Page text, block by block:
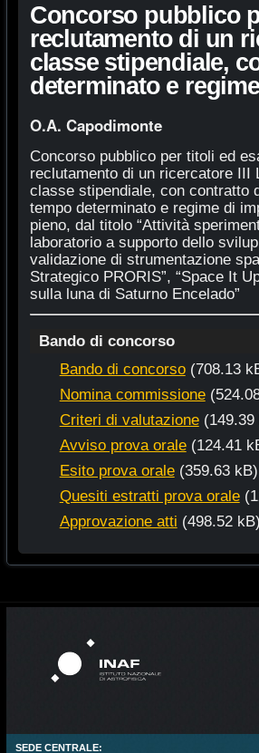
Concorso pubblico
reclutamento di un
classe stipendiale,
determinato e
O.A. Capodimonte
Concorso pubblico per titoli ed
reclutamento di un ricercatore III
classe stipendiale, con contratto
tempo determinato e regime di
pieno, dal titolo “Attività
laboratorio a supporto dello
validazione di strumentazione
Strategico PRORIS”, “Space It
sulla luna di Saturno Encelado”
Bando di concorso
Bando di concorso (708.13
Nomina commissione
Criteri di valutazione (149.39
Avviso prova orale (124.41
Esito prova orale (359.63 kB)
Quesiti estratti prova orale
Approvazione atti (498.52 kB)
SEDE CENTRALE: